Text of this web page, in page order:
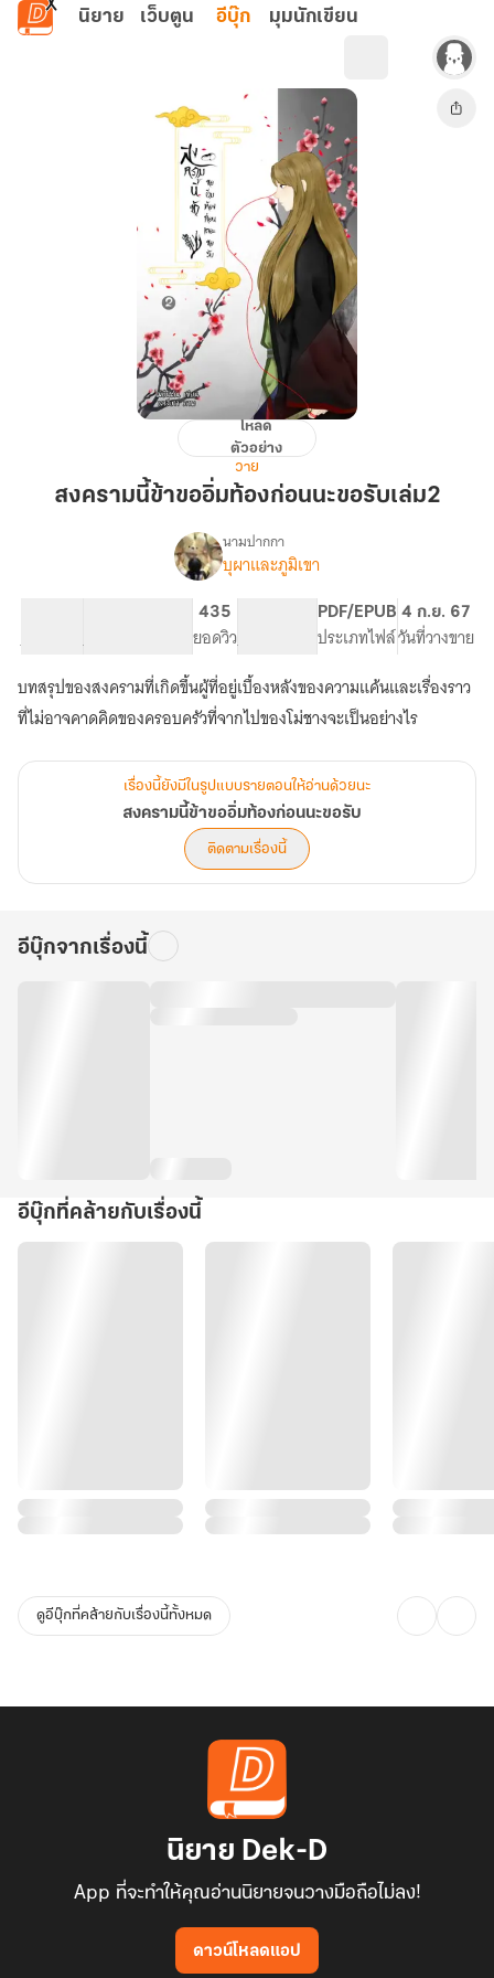
ข้ามไปยังเนื้อหาหลัก
นิยาย เว็บตูน อีบุ๊ก มุมนักเขียน
สงคราม
ข้า
เล่ม2
โหลด
ตัวอย่าง
วาย
สงครามนี้ข้าขออิ่มท้องก่อนนะขอรับเล่ม2
เรื่อง
สงคราม
อิ่ม
ท้อง
ก่อน
ขอรับ
นามปากกา
บุผาและภูมิเขา
จำนวนคำ จำนวนหน้า (A5)
435
ยอดวิวระดับเนื้อหา
PDF/EPUB
ประเภทไฟล์
4 ก.ย. 67
วันที่วางขาย
บทสรุปของสงครามที่เกิดขึ้นผู้ที่อยู่เบื้องหลังของความแค้นและเรื่องราว
ที่ไม่อาจคาดคิดของครอบครัวที่จากไปของโม่ชางจะเป็นอย่างไร
เรื่องนี้ยังมีในรูปแบบรายตอนให้อ่านด้วยนะ
สงครามนี้ข้าขออิ่มท้องก่อนนะขอรับ
ติดตามเรื่องนี้
อีบุ๊กจากเรื่องนี้
อีบุ๊กที่คล้ายกับเรื่องนี้
ดูอีบุ๊กที่คล้ายกับเรื่องนี้ทั้งหมด
นิยาย Dek-D
App ที่จะทำให้คุณอ่านนิยายจนวางมือถือไม่ลง!
ดาวน์โหลดแอป